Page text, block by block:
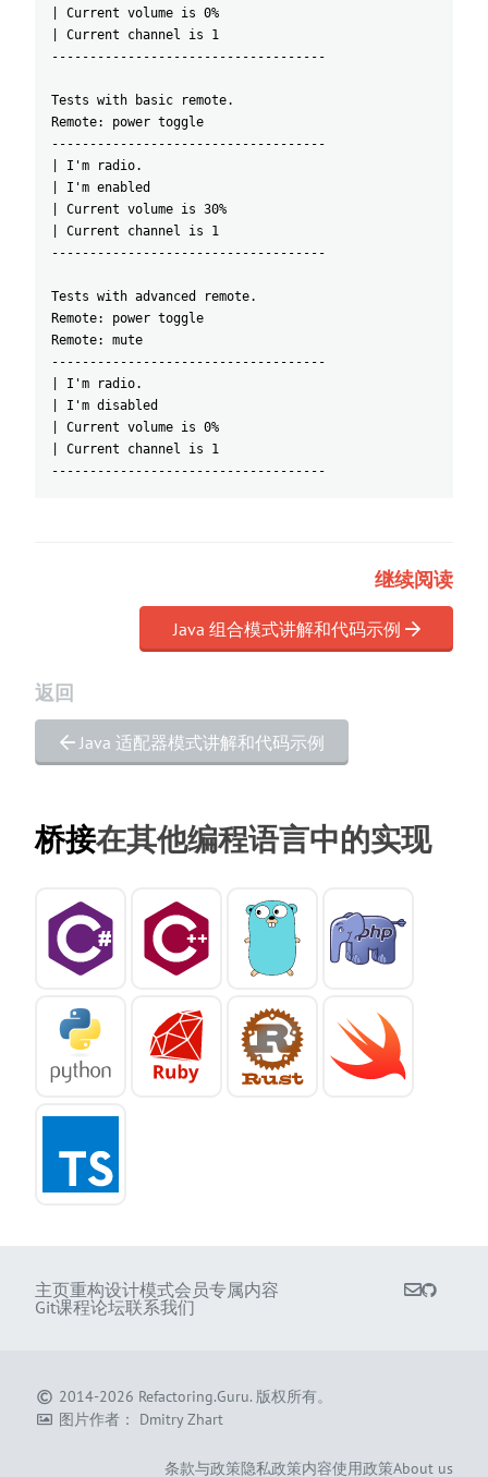
| Current volume is 0%
| Current channel is 1
------------------------------------
Tests with basic remote.
Remote: power toggle
------------------------------------
| I'm radio.
| I'm enabled
| Current volume is 30%
| Current channel is 1
------------------------------------
Tests with advanced remote.
Remote: power toggle
Remote: mute
------------------------------------
| I'm radio.
| I'm disabled
| Current volume is 0%
| Current channel is 1
------------------------------------
继续阅读
Java 组合模式讲解和代码示例
返回
Java 适配器模式讲解和代码示例
桥接在其他编程语言中的实现
主页重构设计模式会员专属内容
Git课程论坛联系我们
2014-2026 Refactoring.Guru. 版权所有。
图片作者： Dmitry Zhart
条款与政策隐私政策内容使用政策About us